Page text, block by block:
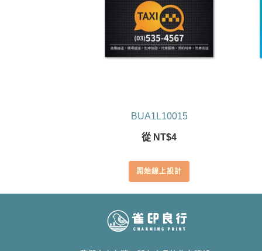
BUA1L10015
從 NT$4
開始線上設計